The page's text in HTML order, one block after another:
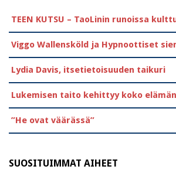
TEEN KUTSU – TaoLinin runoissa
Viggo Wallensköld ja Hypnoottiset
Lydia Davis, itsetietoisuuden taikuri
Lukemisen taito kehittyy koko
”He ovat väärässä”
SUOSITUIMMAT AIHEET